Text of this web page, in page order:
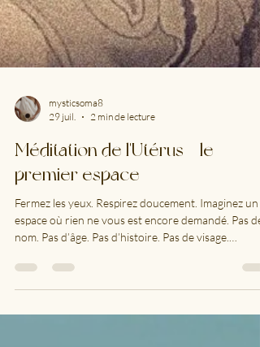
29 juil.
2 min de lecture
Méditation de l'Utérus - le
premier espace
Fermez les yeux. Respirez doucement. Imaginez un